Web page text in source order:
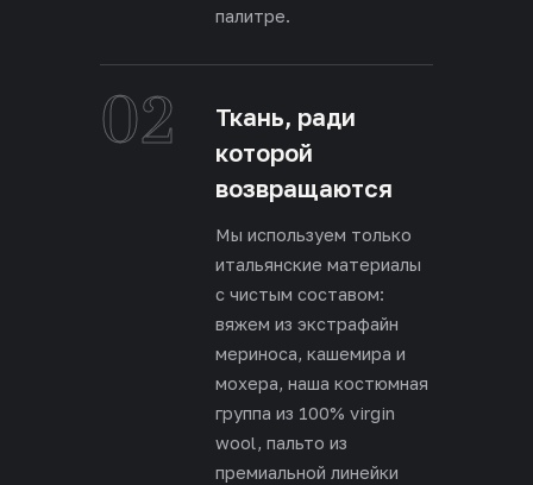
палитре.
02
Ткань, ради
которой
возвращаются
Мы используем только
итальянские материалы
с чистым составом:
вяжем из экстрафайн
мериноса, кашемира и
мохера, наша костюмная
группа из 100% virgin
wool, пальто из
премиальной линейки